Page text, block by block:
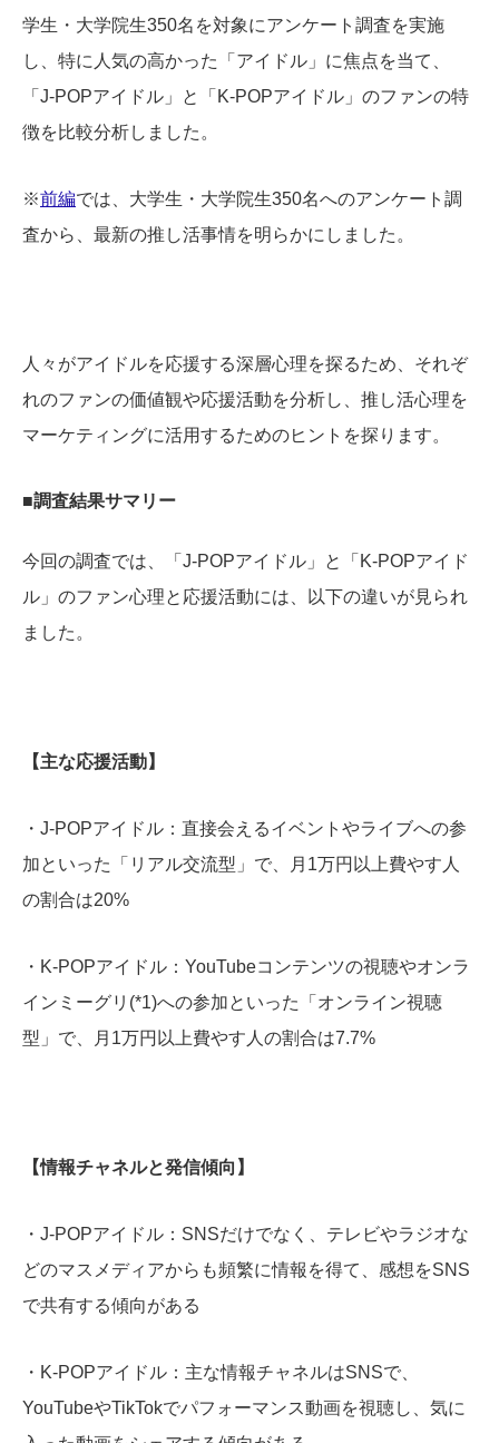
学生・大学院生350名を対象にアンケート調査を実施
し、特に人気の高かった「アイドル」に焦点を当て、
「J-POPアイドル」と「K-POPアイドル」のファンの特
徴を比較分析しました。
※前編では、大学生・大学院生350名へのアンケート調
査から、最新の推し活事情を明らかにしました。
人々がアイドルを応援する深層心理を探るため、それぞ
れのファンの価値観や応援活動を分析し、推し活心理を
マーケティングに活用するためのヒントを探ります。
■調査結果サマリー
今回の調査では、「J-POPアイドル」と「K-POPアイド
ル」のファン心理と応援活動には、以下の違いが見られ
ました。
【主な応援活動】
・J-POPアイドル：直接会えるイベントやライブへの参
加といった「リアル交流型」で、月1万円以上費やす人
の割合は20%
・K-POPアイドル：YouTubeコンテンツの視聴やオンラ
インミーグリ(*1)への参加といった「オンライン視聴
型」で、月1万円以上費やす人の割合は7.7%
【情報チャネルと発信傾向】
・J-POPアイドル：SNSだけでなく、テレビやラジオな
どのマスメディアからも頻繁に情報を得て、感想をSNS
で共有する傾向がある
・K-POPアイドル：主な情報チャネルはSNSで、
YouTubeやTikTokでパフォーマンス動画を視聴し、気に